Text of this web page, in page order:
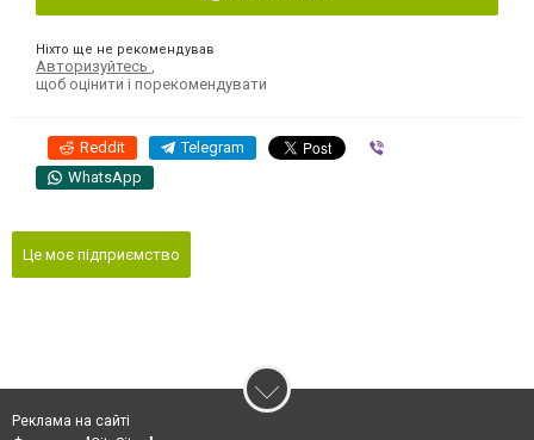
Ніхто ще не рекомендував
Авторизуйтесь
щоб оцінити і порекомендувати
Reddit Telegram
WhatsApp
Це моє підприємство
Реклама на сайті